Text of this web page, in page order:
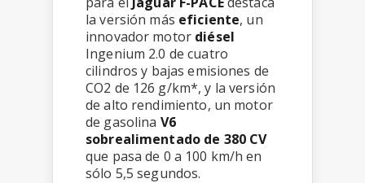
la versión más eficiente, un
innovador motor diésel
Ingenium 2.0 de cuatro
cilindros y bajas emisiones de
CO2 de 126 g/km*, y la versión
de alto rendimiento, un motor
de gasolina V6
sobrealimentado de 380 CV
que pasa de 0 a 100 km/h en
sólo 5,5 segundos.